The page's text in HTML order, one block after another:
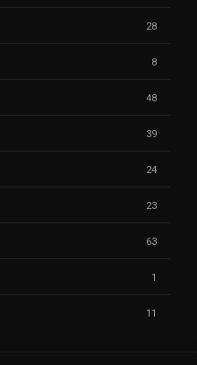
28
8
48
39
24
23
63
1
11